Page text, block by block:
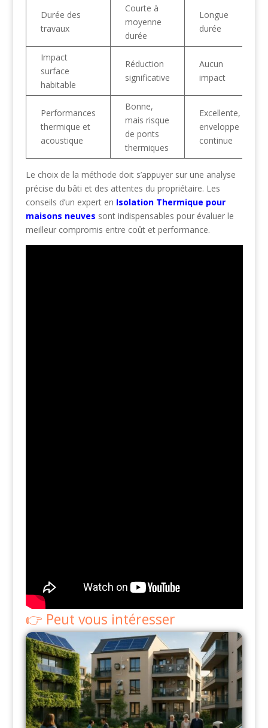
Durée des
travaux
Courte à
moyenne
durée
Longue
durée
Impact
surface
habitable
Réduction
significative
Aucun
impact
Performances
thermique et
acoustique
Bonne,
mais risque
de ponts
thermiques
Excellente,
enveloppe
continue
Le choix de la méthode doit s’appuyer sur une analyse
précise du bâti et des attentes du propriétaire. Les
conseils d’un expert en Isolation Thermique pour
maisons neuves sont indispensables pour évaluer le
meilleur compromis entre coût et performance.
Peut vous intéresser